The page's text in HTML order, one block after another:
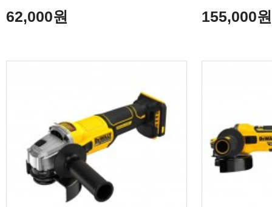
62,000원 155,000원